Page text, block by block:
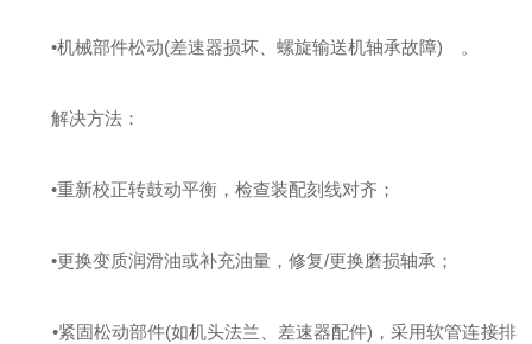
•机械部件松动(差速器损坏、螺旋输送机轴承故障)‌ 。
‌解决方法‌：
•重新校正转鼓动平衡，检查装配刻线对齐；
•更换变质润滑油或补充油量，修复/更换磨损轴承；
•紧固松动部件(如机头法兰、差速器配件)，采用软管连接排